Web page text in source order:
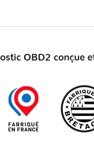
OBD2 conçue